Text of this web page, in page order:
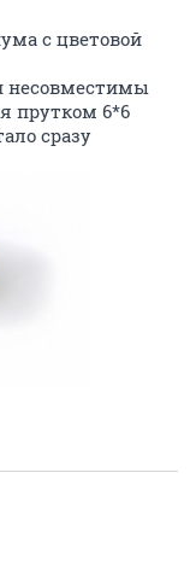
с цветовой
несовместимы
прутком 6*6
сразу